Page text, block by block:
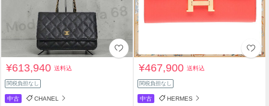
¥613,940送料込
関税負担なし
中古 CHANEL
¥467,900送料込
関税負担なし
中古 HERMES